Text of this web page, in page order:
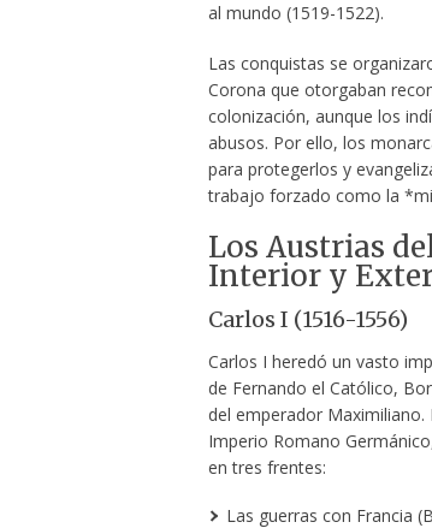
al mundo (1519-1522).
Las conquistas se
Corona que otorgaban
colonización, aunque los
abusos. Por ello, los
para protegerlos y
trabajo forzado como la
Los Austrias
Interior y
Carlos I (1516-1556)
Carlos I heredó un vasto
de Fernando el Católico,
del emperador
Imperio Romano
en tres frentes:
Las guerras con Francia